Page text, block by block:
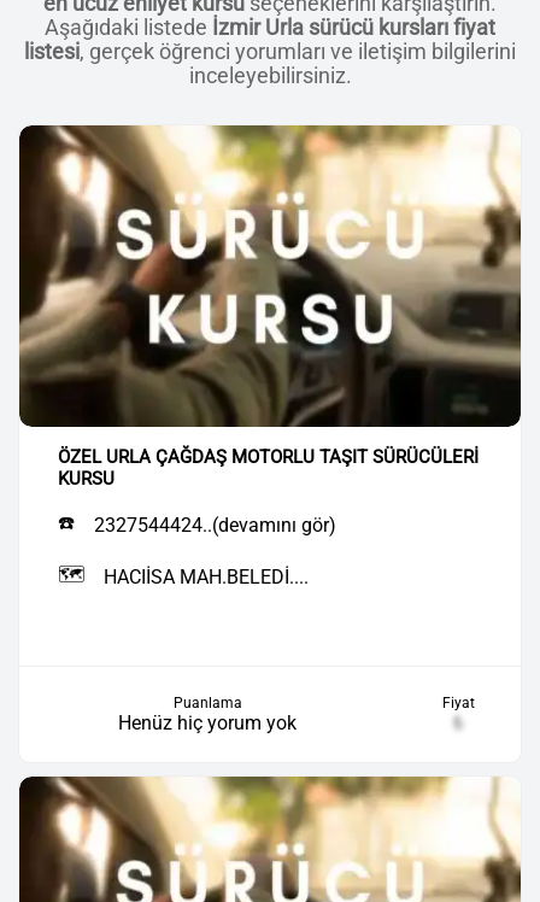
Aşağıdaki listede İzmir Urla sürücü kursları fiyat
listesi, gerçek öğrenci yorumları ve iletişim bilgilerini
inceleyebilirsiniz.
ÖZEL URLA ÇAĞDAŞ MOTORLU TAŞIT SÜRÜCÜLERİ
KURSU
☎️ 2327544424..(devamını gör)
🗺️ HACIİSA MAH.BELEDİ....
Puanlama
Henüz hiç yorum yok
Fiyat
₺